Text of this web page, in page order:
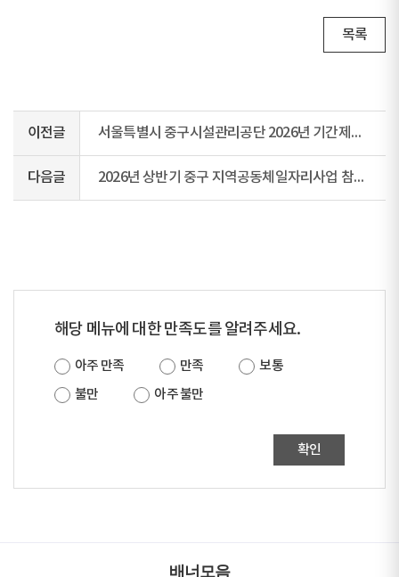
목록
이전글 서울특별시 중구시설관리공단 2026년 기간제근로자(중증장애인) 채용 공고
다음글 2026년 상반기 중구 지역공동체일자리사업 참여자 모집 재공고
해당 메뉴에 대한 만족도를 알려주세요.
아주 만족 만족
보통
불만
아주 불만
확인
배너모음